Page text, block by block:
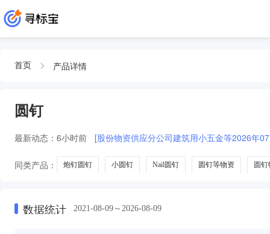
首页 产品详情
圆钉
最新动态： 6小时前 [股份物资供应分公司建筑用小五金等2026年
同类产品： 炮钉圆钉 小圆钉 Nail圆钉 圆钉等物资 圆钉
数据统计 2021-08-09～2026-08-09